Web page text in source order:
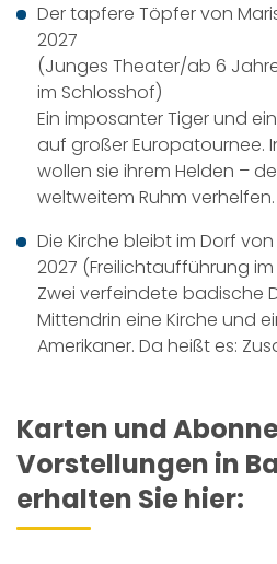
Der tapfere Töpfer von
2027
(Junges Theater/ab 6
im Schlosshof)
Ein imposanter Tiger und
auf großer Europatournee.
wollen sie ihrem Helden –
weltweitem Ruhm verhelfen.
Die Kirche bleibt im Dorf
2027 (Freilichtaufführung
Zwei verfeindete badische
Mittendrin eine Kirche und
Amerikaner. Da heißt es:
Karten und
Vorstellungen in
erhalten Sie hier: